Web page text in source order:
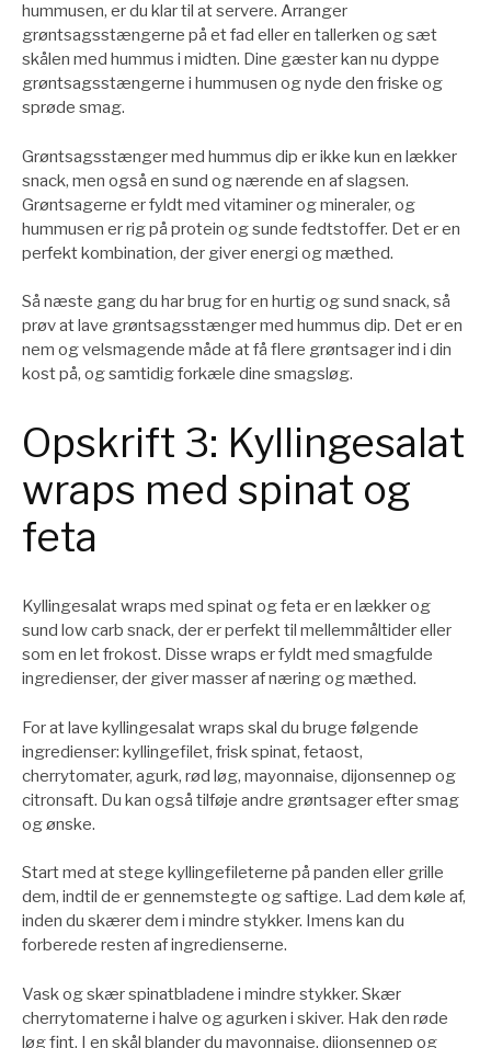
hummusen, er du klar til at servere. Arranger
grøntsagsstængerne på et fad eller en tallerken og sæt
skålen med hummus i midten. Dine gæster kan nu dyppe
grøntsagsstængerne i hummusen og nyde den friske og
sprøde smag.
Grøntsagsstænger med hummus dip er ikke kun en lækker
snack, men også en sund og nærende en af slagsen.
Grøntsagerne er fyldt med vitaminer og mineraler, og
hummusen er rig på protein og sunde fedtstoffer. Det er en
perfekt kombination, der giver energi og mæthed.
Så næste gang du har brug for en hurtig og sund snack, så
prøv at lave grøntsagsstænger med hummus dip. Det er en
nem og velsmagende måde at få flere grøntsager ind i din
kost på, og samtidig forkæle dine smagsløg.
Opskrift 3: Kyllingesalat
wraps med spinat og
feta
Kyllingesalat wraps med spinat og feta er en lækker og
sund low carb snack, der er perfekt til mellemmåltider eller
som en let frokost. Disse wraps er fyldt med smagfulde
ingredienser, der giver masser af næring og mæthed.
For at lave kyllingesalat wraps skal du bruge følgende
ingredienser: kyllingefilet, frisk spinat, fetaost,
cherrytomater, agurk, rød løg, mayonnaise, dijonsennep og
citronsaft. Du kan også tilføje andre grøntsager efter smag
og ønske.
Start med at stege kyllingefileterne på panden eller grille
dem, indtil de er gennemstegte og saftige. Lad dem køle af,
inden du skærer dem i mindre stykker. Imens kan du
forberede resten af ingredienserne.
Vask og skær spinatbladene i mindre stykker. Skær
cherrytomaterne i halve og agurken i skiver. Hak den røde
løg fint. I en skål blander du mayonnaise, dijonsennep og